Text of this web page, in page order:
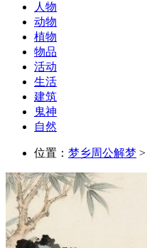
人物
动物
植物
物品
活动
生活
建筑
鬼神
自然
位置： 梦乡周公解梦 >